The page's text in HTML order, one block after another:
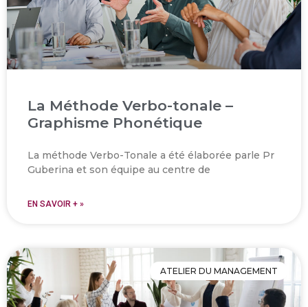
La Méthode Verbo-tonale –
Graphisme Phonétique
La méthode Verbo-Tonale a été élaborée parle Pr
Guberina et son équipe au centre de
EN SAVOIR + »
ATELIER DU MANAGEMENT